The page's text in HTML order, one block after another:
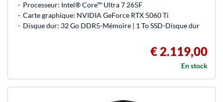
Processeur: Intel® Core™ Ultra 7 265F
Carte graphique: NVIDIA GeForce RTX 5060 Ti
Disque dur: 32 Go DDR5-Mémoire | 1 To SSD-Disque dur
€ 2.119,00
En stock